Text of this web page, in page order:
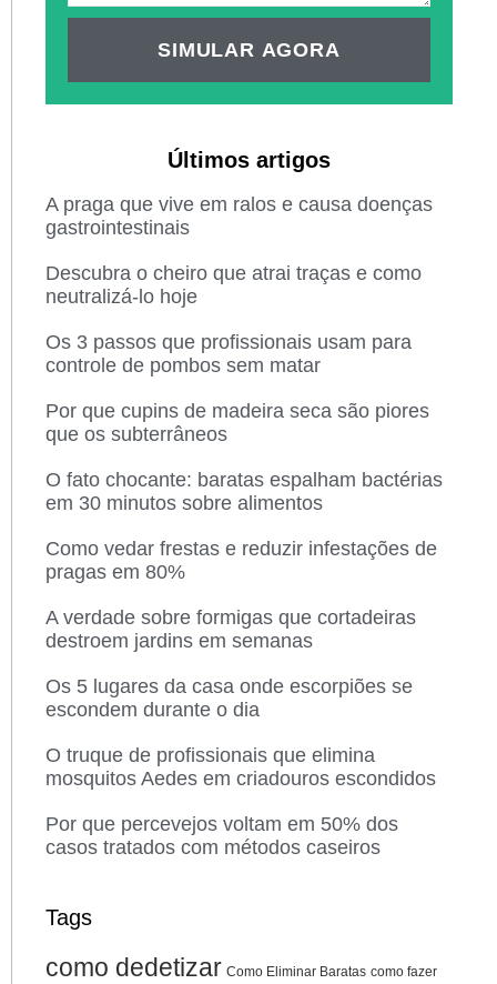
SIMULAR AGORA
Últimos artigos
A praga que vive em ralos e causa doenças
gastrointestinais
Descubra o cheiro que atrai traças e como
neutralizá-lo hoje
Os 3 passos que profissionais usam para
controle de pombos sem matar
Por que cupins de madeira seca são piores
que os subterrâneos
O fato chocante: baratas espalham bactérias
em 30 minutos sobre alimentos
Como vedar frestas e reduzir infestações de
pragas em 80%
A verdade sobre formigas que cortadeiras
destroem jardins em semanas
Os 5 lugares da casa onde escorpiões se
escondem durante o dia
O truque de profissionais que elimina
mosquitos Aedes em criadouros escondidos
Por que percevejos voltam em 50% dos
casos tratados com métodos caseiros
Tags
como dedetizar Como Eliminar Baratas como fazer